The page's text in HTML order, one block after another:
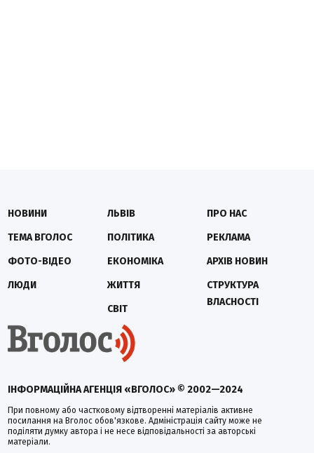
ІНФОРМАЦІЙНА АГЕНЦІЯ «ВГОЛОС» © 2002—2024
При повному або частковому відтворенні матеріалів активне
посилання на Вголос обов'язкове. Адміністрація сайту може не
поділяти думку автора і не несе відповідальності за авторські
матеріали.
НОВИНИ
ТЕМА ВГОЛОС
ФОТО-ВІДЕО
ЛЮДИ
ЛЬВІВ
ПОЛІТИКА
ЕКОНОМІКА
ЖИТТЯ
СВІТ
ПРО НАС
РЕКЛАМА
АРХІВ НОВИН
СТРУКТУРА
ВЛАСНОСТІ